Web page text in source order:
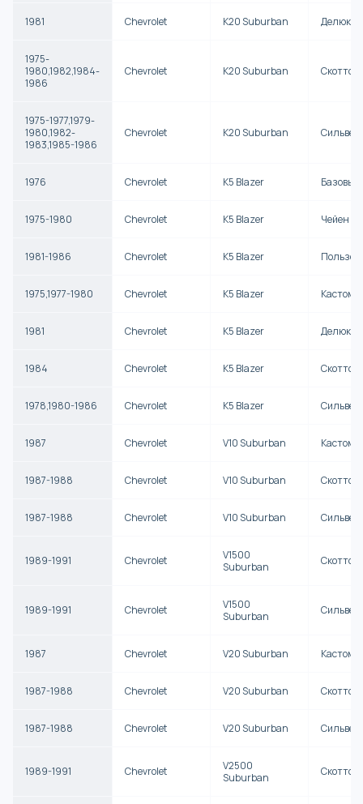
1981 Chevrolet K20 Suburban Делюкс
1975-
1980,1982,1984-
1986
Chevrolet K20 Suburban
1975-1977,1979-
1980,1982-
1983,1985-1986
Chevrolet K20 Suburban
1976 Chevrolet K5 Blazer Базовый
1975-1980 Chevrolet K5 Blazer Чейен
1981-1986 Chevrolet K5 Blazer
1975,1977-1980 Chevrolet K5 Blazer Кастом
1981 Chevrolet K5 Blazer Делюкс
1984 Chevrolet K5 Blazer
1978,1980-1986 Chevrolet K5 Blazer
1987 Chevrolet V10 Suburban Кастом
1987-1988 Chevrolet V10 Suburban
1987-1988 Chevrolet V10 Suburban
1989-1991 Chevrolet
V1500
Suburban
1989-1991 Chevrolet
V1500
Suburban
1987 Chevrolet V20 Suburban Кастом
1987-1988 Chevrolet V20 Suburban
1987-1988 Chevrolet V20 Suburban
1989-1991 Chevrolet
V2500
Suburban